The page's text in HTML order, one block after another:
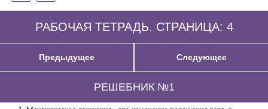
РАБОЧАЯ ТЕТРАДЬ. СТРАНИЦА: 4
Предыдущее Следующее
РЕШЕБНИК №1